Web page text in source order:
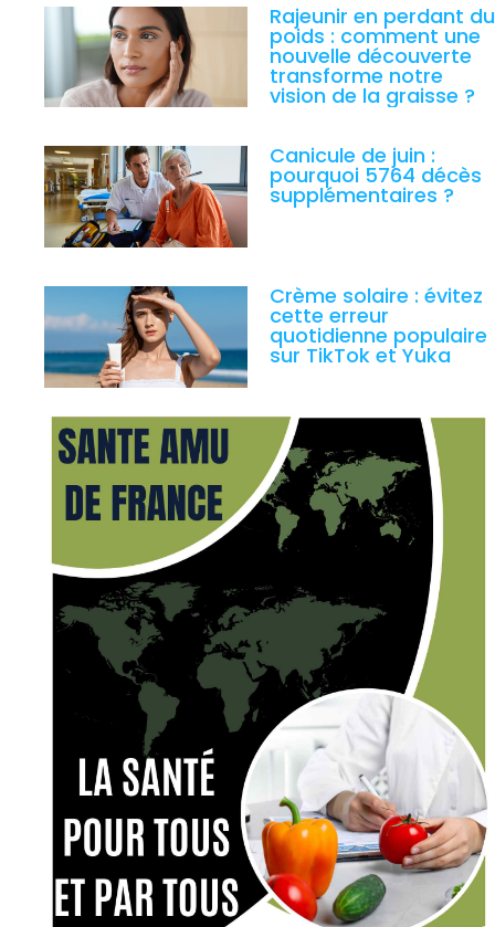
Rajeunir en perdant du
poids : comment une
nouvelle découverte
transforme notre
vision de la graisse ?
Canicule de juin :
pourquoi 5764 décès
supplémentaires ?
Crème solaire : évitez
cette erreur
quotidienne populaire
sur TikTok et Yuka